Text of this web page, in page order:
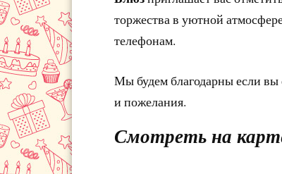
торжества в уютной
телефонам.
Мы будем благодарны если
и пожелания.
Смотреть на